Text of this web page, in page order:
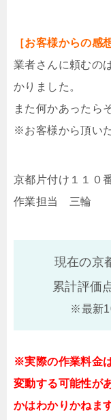
［お客様からの感
業者さんに頼むの
かりました。
また何かあったら
※お客様から頂い
京都片付け１１０
作業担当 三輪
現在の京
累計評価
※最新
※実際の作業料金
変動する可能性が
かはわかりかねま